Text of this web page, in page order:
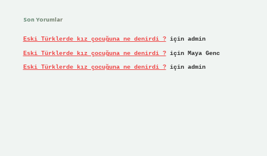
Son Yorumlar
Eski Türklerde kız çocuğuna ne denirdi ?için admin
Eski Türklerde kız çocuğuna ne denirdi ?için Maya Genc
Eski Türklerde kız çocuğuna ne denirdi ?için admin